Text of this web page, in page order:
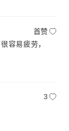
首赞
容易疲劳，
3